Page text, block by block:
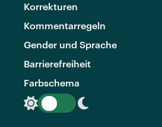
Korrekturen
Kommentarregeln
Gender und Sprache
Barrierefreiheit
Farbschema